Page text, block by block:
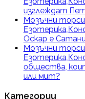
изглеждат
Мозъчни
Оскар е
Мозъчни
общества,
или мит?
Категории